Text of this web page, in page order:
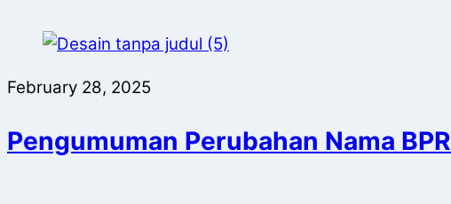
February 28, 2025
Pengumuman Perubahan Nama BPR